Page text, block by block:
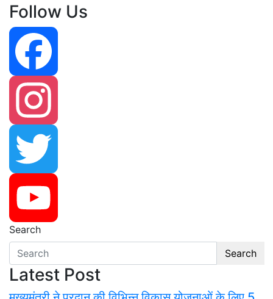
Follow Us
Facebook
Instagram
Twitter
YouTube
Search
Search
Latest Post